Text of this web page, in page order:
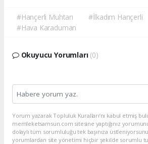
#Hançerli Muhtarı
#İlkadım Hançerli
#Hava Karaduman
Okuyucu Yorumları (0)
Yorum yazarak Topluluk Kuralları’nı kabul etmiş
memleketsamsun.com sitesine yaptığınız
dolaylı tüm sorumluluğu tek başınıza
yorumlardan site yönetimi hiçbir şekilde sorumlu